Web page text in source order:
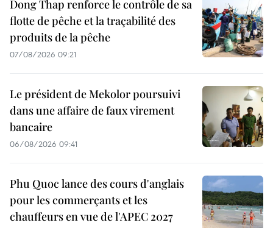
Dong Thap renforce le contrôle de sa
flotte de pêche et la traçabilité des
produits de la pêche
07/08/2026 09:21
Le président de Mekolor poursuivi
dans une affaire de faux virement
bancaire
06/08/2026 09:41
Phu Quoc lance des cours d'anglais
pour les commerçants et les
chauffeurs en vue de l'APEC 2027